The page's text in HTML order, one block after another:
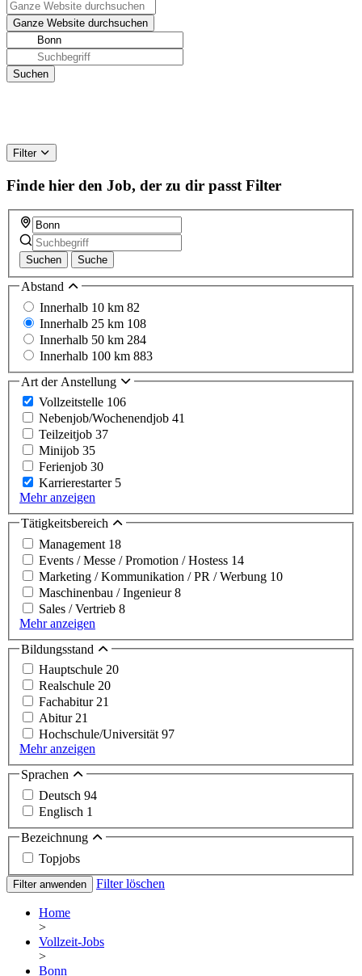
Filter
Finde hier den Job, der zu dir passt Filter
Suchen Suche
Abstand
Innerhalb 10 km 82
Innerhalb 25 km 108
Innerhalb 50 km 284
Innerhalb 100 km 883
Art der Anstellung
Vollzeitstelle 106
Nebenjob/Wochenendjob 41
Teilzeitjob 37
Minijob 35
Ferienjob 30
Karrierestarter 5
Mehr anzeigen
Tätigkeitsbereich
Management 18
Events / Messe / Promotion / Hostess 14
Marketing / Kommunikation / PR / Werbung 10
Maschinenbau / Ingenieur8
Sales / Vertrieb 8
Mehr anzeigen
Bildungsstand
Hauptschule 20
Realschule 20
Fachabitur21
Abitur21
Hochschule/Universität97
Mehr anzeigen
Sprachen
Deutsch 94
Englisch 1
Bezeichnung
Topjobs
Filter anwenden Filter löschen
Home
>
Vollzeit-Jobs
>
Bonn